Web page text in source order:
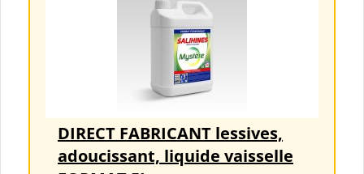
DIRECT FABRICANT lessives,
adoucissant, liquide vaisselle